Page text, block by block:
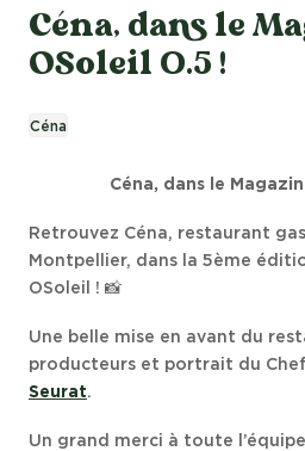
Céna, dans le
OSoleil 0.5 !
Céna
Céna, dans le
Retrouvez Céna, restaurant
Montpellier, dans la 5ème
OSoleil ! 📸
Une belle mise en avant du
producteurs et portrait du Chef
Seurat.
Un grand merci à toute